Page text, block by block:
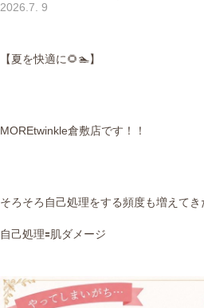
2026.7. 9
【夏を快適に🌻🏊】
MOREtwinkle倉敷店です！！
そろそろ自己処理をする頻度も増えて
自己処理🟰肌ダメージ